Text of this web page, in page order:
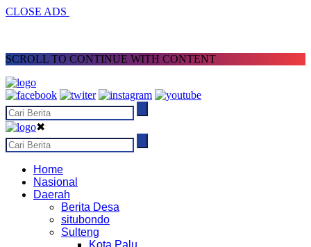
CLOSE ADS
SCROLL TO CONTINUE WITH CONTENT
✖
Home
Nasional
Daerah
Berita Desa
situbondo
Sulteng
Kota Palu